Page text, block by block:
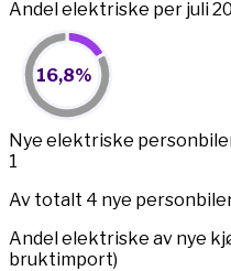
Andel elektriske per juli
16,8%
Pie chart with 2 slices.
View as data table, 16,8%
16,8%
End of interactive chart.
Nye elektriske
1
Av totalt 4 nye
Andel elektriske av nye
bruktimport)